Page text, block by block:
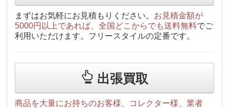
まずはお気軽にお見積もりください。 お見積金額が
5000円以上であれば、全国どこからでも送料無料でご
利用いただけます。フリースタイルの定番です。
出張買取
商品を大量にお持ちのお客様、コレクター様、業者